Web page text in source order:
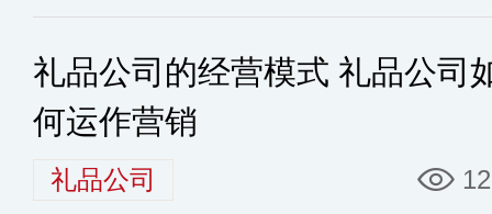
礼品公司的经营模式 礼品公司
何运作营销
礼品公司